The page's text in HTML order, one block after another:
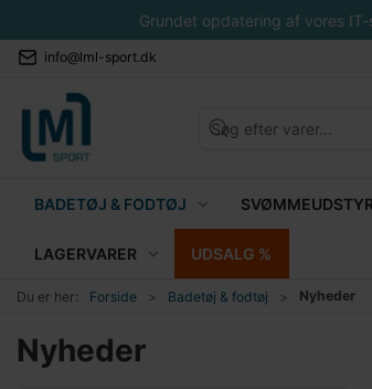
Grundet opdatering af vores
info@lml-sport.dk
BADETØJ & FODTØJ
LAGERVARER UDSALG %
Du er her: Forside Badetøj & fodtøj Nyheder
Nyheder